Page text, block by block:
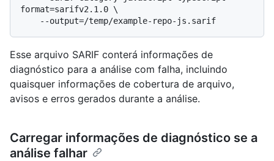
format=sarifv2.1.0 \
    --output=/temp/example-repo-js.sarif
Esse arquivo SARIF conterá informações de
diagnóstico para a análise com falha, incluindo
quaisquer informações de cobertura de arquivo,
avisos e erros gerados durante a análise.
Carregar informações de diagnóstico se a
análise falhar